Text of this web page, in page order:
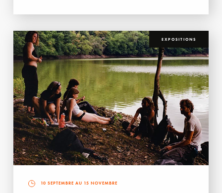
EXPOSITIONS
10 SEPTEMBRE AU 15 NOVEMBRE